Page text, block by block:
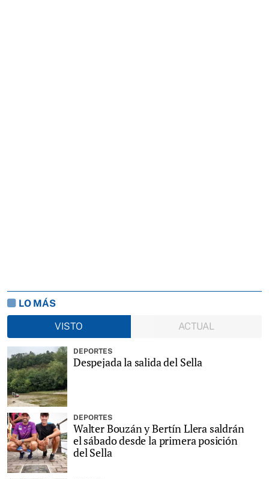
LO MÁS
VISTO
ACTUAL
DEPORTES
Despejada la salida del Sella
DEPORTES
Walter Bouzán y Bertín Llera saldrán
el sábado desde la primera posición
del Sella